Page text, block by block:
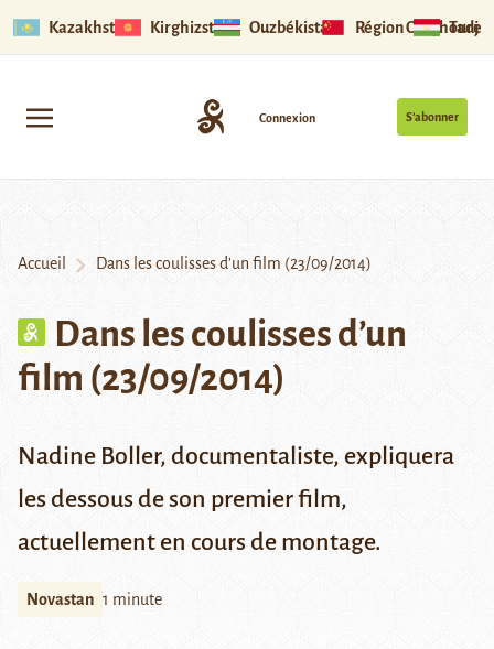
Kazakhstan Kirghizstan Ouzbékistan Région Ouïghoure
S’abonner
Connexion
Accueil Dans les coulisses d’un film (23/09/2014)
Dans les coulisses d’un
film (23/09/2014)
Nadine Boller, documentaliste, expliquera
les dessous de son premier film,
actuellement en cours de montage.
Novastan 1 minute